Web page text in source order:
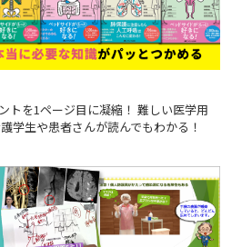
トを1ページ目に凝縮！ 難しい医学用
学生や患者さんが読んでもわかる！